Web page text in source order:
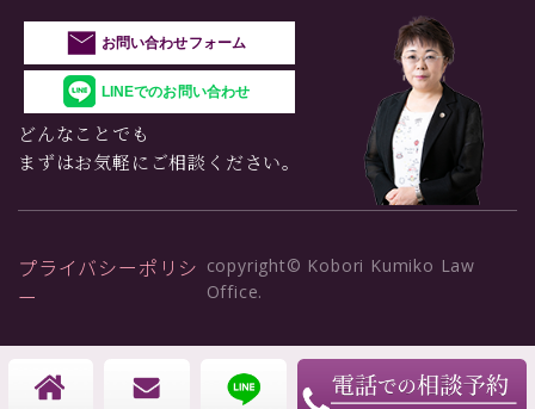
お問い合わせフォーム
LINEでのお問い合わせ
どんなことでも
まずはお気軽にご相談ください。
プライバシーポリシ
ー
copyright© Kobori Kumiko Law
Office.